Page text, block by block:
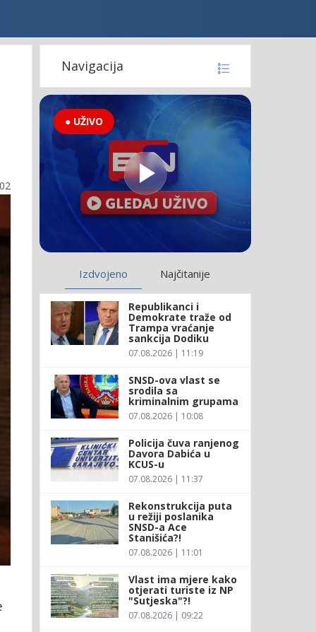
Navigacija
● UŽIVO
Izdvojeno Najčitanije
Republikanci i
Demokrate traže od
Trampa vraćanje
sankcija Dodiku
07.08.2026 | 11:19
SNSD-ova vlast se
srodila sa
kriminalnim grupama
07.08.2026 | 10:08
Policija čuva ranjenog
Davora Dabića u
KCUS-u
07.08.2026 | 11:37
Rekonstrukcija puta
u režiji poslanika
SNSD-a Ace
Stanišića?!
07.08.2026 | 11:01
Vlast ima mjere kako
otjerati turiste iz NP
"Sutjeska"?!
07.08.2026 | 09:22